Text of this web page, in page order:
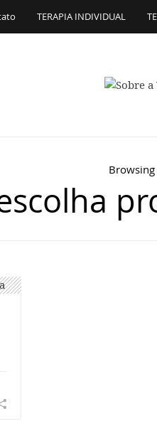
TERAPIA INDIVIDUAL
Browsing